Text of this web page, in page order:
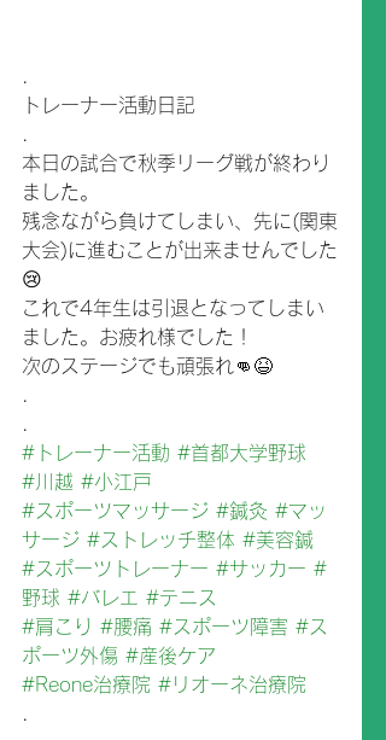
.
トレーナー活動日記
.
本日の試合で秋季リーグ戦が終わり
ました。
残念ながら負けてしまい、先に(関東
大会)に進むことが出来ませんでした
😢
これで4年生は引退となってしまい
ました。お疲れ様でした！
次のステージでも頑張れ👊😆
.
.
#トレーナー活動 #首都大学野球
#川越 #小江戸
#スポーツマッサージ #鍼灸 #マッ
サージ #ストレッチ整体 #美容鍼
#スポーツトレーナー #サッカー #
野球 #バレエ #テニス
#肩こり #腰痛 #スポーツ障害 #ス
ポーツ外傷 #産後ケア
#Reone治療院 #リオーネ治療院
.